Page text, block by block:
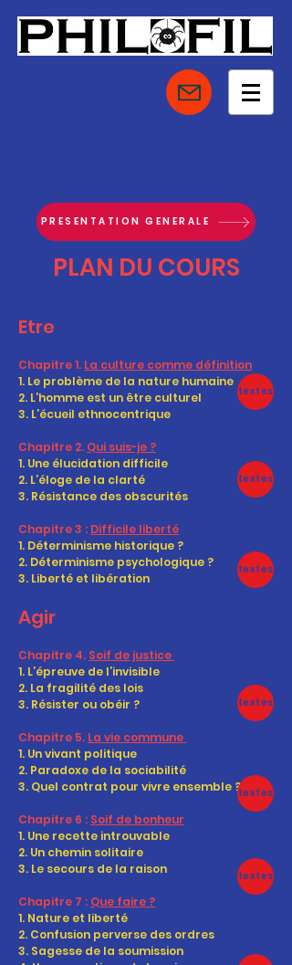
PRESENTATION GENERALE
PLAN DU COURS
Etre
Chapitre 1. La culture comme définition
1. Le problème de la nature humaine
2. L’homme est un être culturel
3. L’écueil ethnocentrique
Chapitre 2. Qui suis-je ?
1. Une élucidation difficile
2. L’éloge de la clarté
3. Résistance des obscurités
Chapitre 3 : Difficile liberté
1. Déterminisme historique ?
2. Déterminisme psychologique ?
3. Liberté et libération
Agir
Chapitre 4. Soif de justice
1. L’épreuve de l’invisible
2. La fragilité des lois
3. Résister ou obéir ?
Chapitre 5. La vie commune
1. Un vivant politique
2. Paradoxe de la sociabilité
3. Quel contrat pour vivre ensemble ?
Chapitre 6 : Soif de bonheur
1. Une recette introuvable
2. Un chemin solitaire
3. Le secours de la raison
Chapitre 7 : Que faire ?
1. Nature et liberté
2. Confusion perverse des ordres
3. Sagesse de la soumission
textes
textes
textes
textes
textes
textes